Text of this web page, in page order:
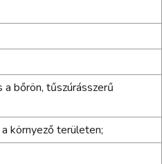
bőrön, tűszúrásszerű
környező területen;